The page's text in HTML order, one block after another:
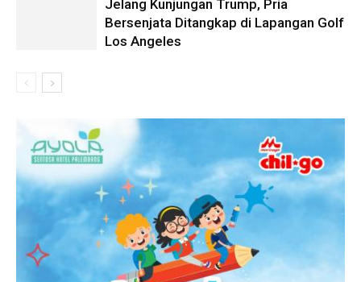
Jelang Kunjungan Trump, Pria
Bersenjata Ditangkap di Lapangan Golf
Los Angeles